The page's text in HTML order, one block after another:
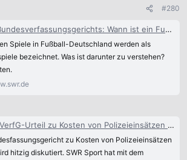
#280
Wann ist ein Fußballspiel ein Risikospiel?
Spiele in Fußball-Deutschland werden als
bezeichnet. Was ist darunter zu verstehen?
Urteil zu Kosten von Polizeieinsätzen bei Risikospielen
zu Kosten von Polizeieinsätzen
hitzig diskutiert. SWR Sport hat mit dem